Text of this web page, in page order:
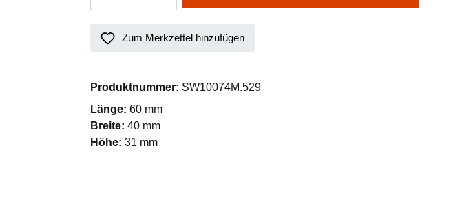
Zum Merkzettel hinzufügen
Produktnummer: SW10074M.529
Länge: 60 mm
Breite: 40 mm
Höhe: 31 mm